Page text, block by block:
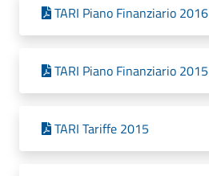
TARI Piano Finanziario 2016
TARI Piano Finanziario 2015
TARI Tariffe 2015